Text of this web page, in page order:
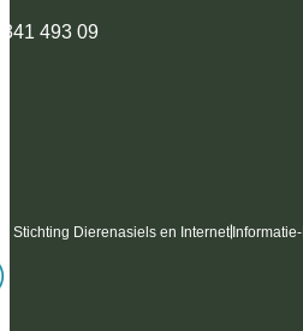
493 09
Stichting Dierenasiels en Internet Informatie-